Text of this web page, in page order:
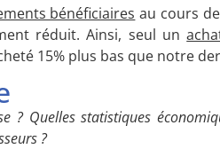
bénéficiaires au cours
réduit. Ainsi, seul un
15% plus bas que notre
? Quelles statistiques
?